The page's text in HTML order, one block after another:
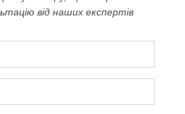
від наших експертів